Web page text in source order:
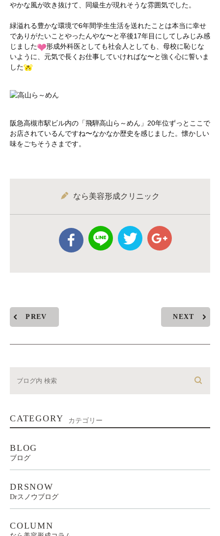
やかな風が吹き抜けて、同級生が現れそうな雰囲気でした。
緑溢れる豊かな環境で6年間学生生活を送れたことは本当に幸せ
でありがたいことやったんやな〜と卒後17年目にしてしみじみ感
じました
形成外科医としても社会人としても、母校に恥じな
いように、元気で長くお仕事していければな〜と強く心に誓いま
した
阪急高槻市駅ビル内の「飛騨高山ら～めん」20年位ずっとここで
お店されているんですね〜なかなか歴史を感じました。懐かしい
味をごちそうさまです。
なら美容形成クリニック
PREV NEXT
CATEGORY カテゴリー
BLOG
ブログ
DRSNOW
Drスノウブログ
COLUMN